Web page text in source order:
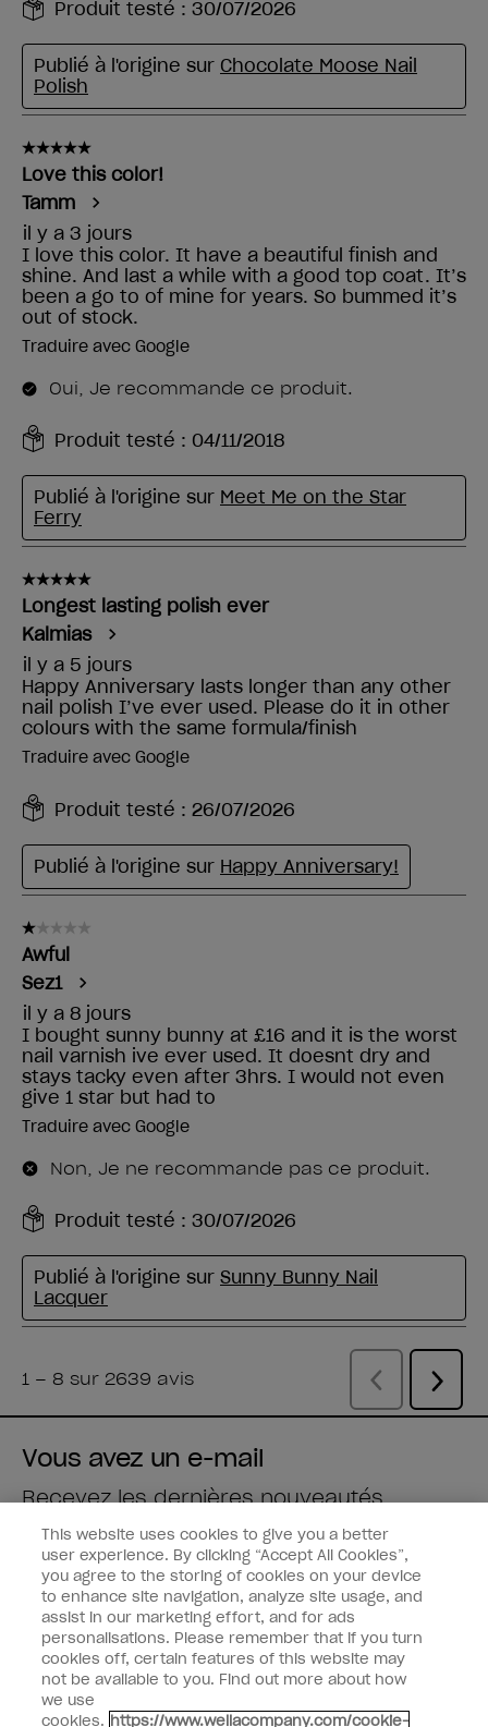
Vous avez un e-mail
Recevez les dernières nouveautés
Saisissez votre adresse e-mail *
Type de client
Fan de vernis
Professionnel
M'INSCRIRE
Informations clients
This website uses cookies to give you a better
user experience. By clicking “Accept All Cookies”,
you agree to the storing of cookies on your device
to enhance site navigation, analyze site usage, and
assist in our marketing effort, and for ads
personalisations. Please remember that if you turn
cookies off, certain features of this website may
not be available to you. Find out more about how
we use
cookies. https://www.wellacompany.com/cookie-